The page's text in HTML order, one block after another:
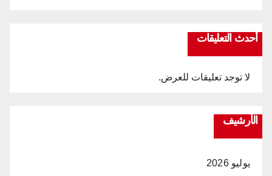
أحدث التعليقات
لا توجد تعليقات للعرض.
الأرشيف
يوليو 2026